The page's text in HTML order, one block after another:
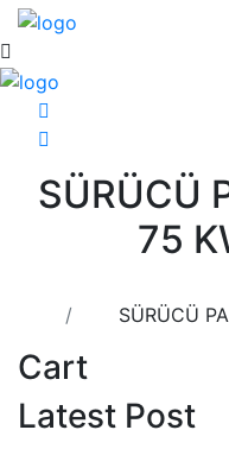
SÜRÜCÜ
75
SÜRÜCÜ
Cart
Latest Post